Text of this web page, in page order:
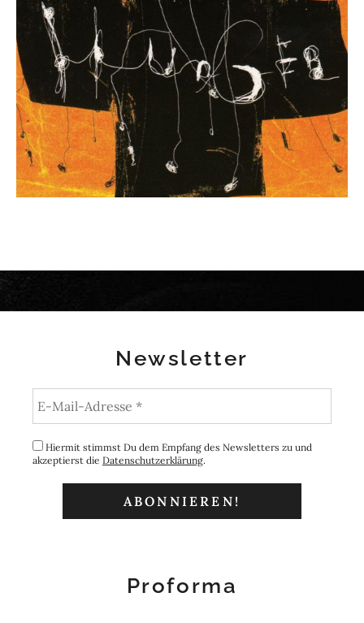
Newsletter
Hiermit stimmst Du dem Empfang des Newsletters zu und
akzeptierst die Datenschutzerklärung.
Proforma